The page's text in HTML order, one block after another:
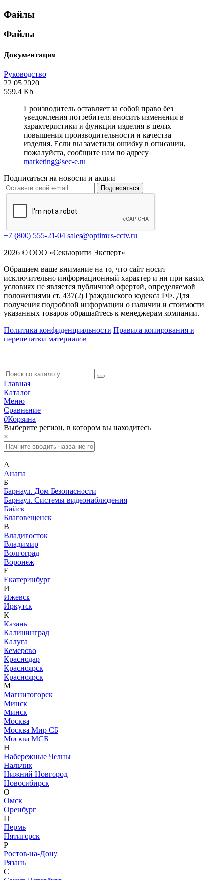
Файлы
Файлы
Документация
Руководство
22.05.2020
559.4 Kb
Производитель оставляет за собой право без
уведомления потребителя вносить изменения в
характеристики и функции изделия в целях
повышения производительности и качества
изделия. Если вы заметили ошибку в описании,
пожалуйста, сообщите нам по адресу
marketing@sec-e.ru
Подписаться на новости и акции
Подписаться
+7 (800) 555-21-04 sales@optimus-cctv.ru
2026 © ООО «Секьюрити Эксперт»
Обращаем ваше внимание на то, что сайт носит
исключительно информационный характер и ни при каких
условиях не является публичной офертой, определяемой
положениями ст. 437(2) Гражданского кодекса РФ. Для
получения подробной информации о наличии и стоимости
указанных товаров обращайтесь к менеджерам компании.
Политика конфиденциальности Правила копирования и
перепечатки материалов
Главная
Каталог
Меню
Сравнение
0Корзина
Выберите регион, в котором вы находитесь
×
А
Анапа
Б
Барнаул. Дом Безопасности
Барнаул. Системы видеонаблюдения
Бийск
Благовещенск
В
Владивосток
Владимир
Волгоград
Воронеж
Е
Екатеринбург
И
Ижевск
Иркутск
К
Казань
Калининград
Калуга
Кемерово
Краснодар
Красноярск
Красноярск
М
Магнитогорск
Минск
Минск
Москва
Москва Мир СБ
Москва МСБ
Н
Набережные Челны
Нальчик
Нижний Новгород
Новосибирск
О
Омск
Оренбург
П
Пермь
Пятигорск
Р
Ростов-на-Дону
Рязань
С